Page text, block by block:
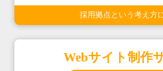
採用拠点という考え方
Webサイト制作